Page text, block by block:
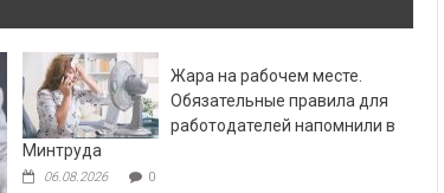
Жара на рабочем месте.
Обязательные правила для
работодателей напомнили в
Минтруда
06.08.2026 0